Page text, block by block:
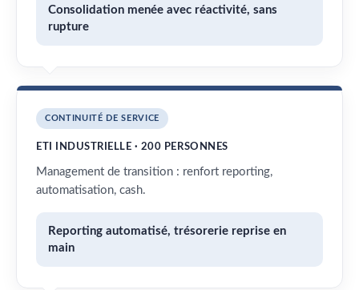
Consolidation menée avec réactivité, sans
rupture
CONTINUITÉ DE SERVICE
ETI INDUSTRIELLE · 200 PERSONNES
Management de transition : renfort reporting,
automatisation, cash.
Reporting automatisé, trésorerie reprise en
main